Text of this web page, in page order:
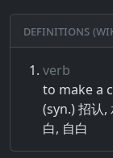
Definitions
verb
to make a
(syn.) 招认,
白, 自白